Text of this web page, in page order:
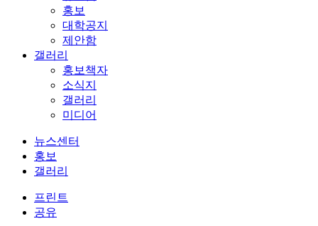
홍보
대학공지
제안함
갤러리
홍보책자
소식지
갤러리
미디어
뉴스센터
홍보
갤러리
프린트
공유